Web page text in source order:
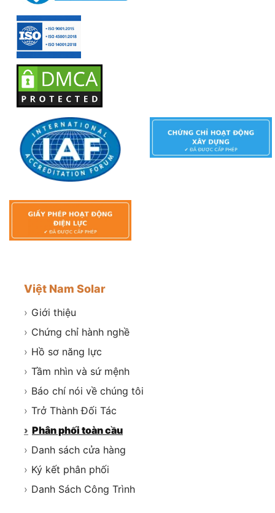
Việt Nam Solar
› Giới thiệu
› Chứng chỉ hành nghề
› Hồ sơ năng lực
› Tầm nhìn và sứ mệnh
› Báo chí nói về chúng tôi
› Trở Thành Đối Tác
› Phân phối toàn cầu
› Danh sách cửa hàng
› Ký kết phân phối
› Danh Sách Công Trình